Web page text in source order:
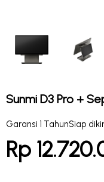
Sunmi D3 Pro +
Garansi 1 TahunSiap
Rp